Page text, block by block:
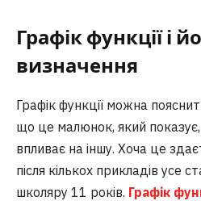
Графік функції і
визначення
Графік функції можна
що це малюнок, який
впливає на іншу. Хоча це
після кількох прикладів усе
школяру 11 років. Графік